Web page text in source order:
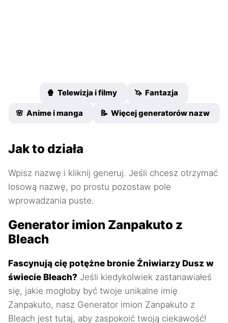
🍿 Telewizja i filmy 🦄 Fantazja
🌸 Anime i manga 📝 Więcej generatorów nazw
Jak to działa
Wpisz nazwę i kliknij generuj. Jeśli chcesz otrzymać
losową nazwę, po prostu pozostaw pole
wprowadzania puste.
Generator imion Zanpakuto z
Bleach
Fascynują cię potężne bronie Żniwiarzy Dusz w
świecie Bleach? Jeśli kiedykolwiek zastanawiałeś
się, jakie mogłoby być twoje unikalne imię
Zanpakuto, nasz Generator imion Zanpakuto z
Bleach jest tutaj, aby zaspokoić twoją ciekawość!